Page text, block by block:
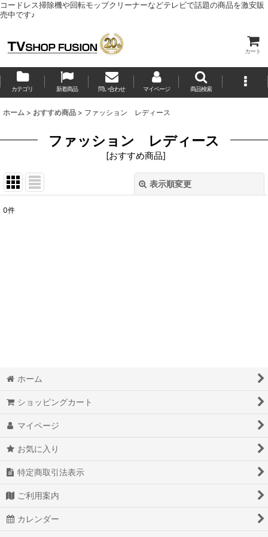
コードレス掃除機や回転モップクリーナーなどテレビで話題の商品を激安販
売中です♪
カート
カテゴリ 新着商品 問い合わせ マイページ 商品検索
ホーム > おすすめ商品 > ファッション レディース
ファッション レディース
[おすすめ商品]
表示順変更
0件
ホーム
ショッピングカート
マイページ
お気に入り
特定商取引法表示
ご利用案内
カレンダー